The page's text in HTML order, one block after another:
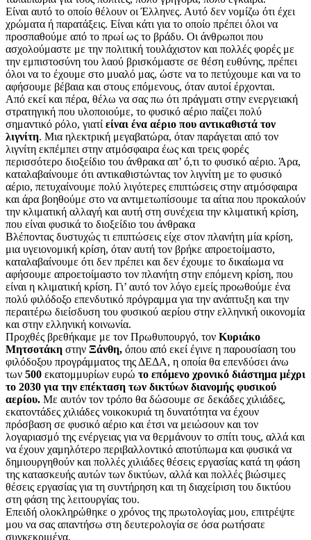
Είναι αυτό το οποίο θέλουν οι Έλληνες. Αυτό δεν νομίζω ότι έχει
χρώματα ή παρατάξεις. Είναι κάτι για το οποίο πρέπει όλοι να
προσπαθούμε από το πρωί ως το βράδυ. Οι άνθρωποι που
ασχολούμαστε με την πολιτική τουλάχιστον και πολλές φορές με
την εμπιστοσύνη του λαού βρισκόμαστε σε θέση ευθύνης, πρέπει
όλοι να το έχουμε στο μυαλό μας, ώστε να το πετύχουμε και να το
αφήσουμε βέβαια και στους επόμενους, όταν αυτοί έρχονται.
Από εκεί και πέρα, θέλω να σας πω ότι πράγματι στην ενεργειακή
στρατηγική που υλοποιούμε, το φυσικό αέριο παίζει πολύ
σημαντικό ρόλο, γιατί είναι ένα αέριο που αντικαθιστά τον
λιγνίτη. Μια ηλεκτρική μεγαβατώρα, όταν παράγεται από τον
λιγνίτη εκπέμπει στην ατμόσφαιρα έως και τρεις φορές
περισσότερο διοξείδιο του άνθρακα απ’ ό,τι το φυσικό αέριο. Άρα,
καταλαβαίνουμε ότι αντικαθιστώντας τον λιγνίτη με το φυσικό
αέριο, πετυχαίνουμε πολύ λιγότερες επιπτώσεις στην ατμόσφαιρα
και άρα βοηθούμε στο να αντιμετωπίσουμε τα αίτια που προκαλούν
την κλιματική αλλαγή και αυτή στη συνέχεια την κλιματική κρίση,
που είναι φυσικά το διοξείδιο του άνθρακα
Βλέποντας δυστυχώς τι επιπτώσεις είχε στον πλανήτη μία κρίση,
μια υγειονομική κρίση, όταν αυτή τον βρήκε απροετοίμαστο,
καταλαβαίνουμε ότι δεν πρέπει και δεν έχουμε το δικαίωμα να
αφήσουμε απροετοίμαστο τον πλανήτη στην επόμενη κρίση, που
είναι η κλιματική κρίση. Γι’ αυτό τον λόγο εμείς προωθούμε ένα
πολύ φιλόδοξο επενδυτικό πρόγραμμα για την ανάπτυξη και την
περαιτέρω διείσδυση του φυσικού αερίου στην ελληνική οικονομία
και στην ελληνική κοινωνία.
Προχθές βρεθήκαμε με τον Πρωθυπουργό, τον Κυριάκο
Μητσοτάκη στην Ξάνθη, όπου από εκεί έγινε η παρουσίαση του
φιλόδοξου προγράμματος της ΔΕΔΑ, η οποία θα επενδύσει άνω
των 500 εκατομμυρίων ευρώ το επόμενο χρονικό διάστημα μέχρι
το 2030 για την επέκταση των δικτύων διανομής φυσικού
αερίου. Με αυτόν τον τρόπο θα δώσουμε σε δεκάδες χιλιάδες,
εκατοντάδες χιλιάδες νοικοκυριά τη δυνατότητα να έχουν
πρόσβαση σε φυσικό αέριο και έτσι να μειώσουν και τον
λογαριασμό της ενέργειας για να θερμάνουν το σπίτι τους, αλλά και
να έχουν χαμηλότερο περιβαλλοντικό αποτύπωμα και φυσικά να
δημιουργηθούν και πολλές χιλιάδες θέσεις εργασίας κατά τη φάση
της κατασκευής αυτών των δικτύων, αλλά και πολλές βιώσιμες
θέσεις εργασίας για τη συντήρηση και τη διαχείριση του δικτύου
στη φάση της λειτουργίας του.
Επειδή ολοκληρώθηκε ο χρόνος της πρωτολογίας μου, επιτρέψτε
μου να σας απαντήσω στη δευτερολογία σε όσα ρωτήσατε
συγκεκριμένα.